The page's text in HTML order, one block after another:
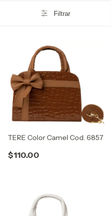
Filtrar
TERE Color Camel Cod. 6857
$110.00